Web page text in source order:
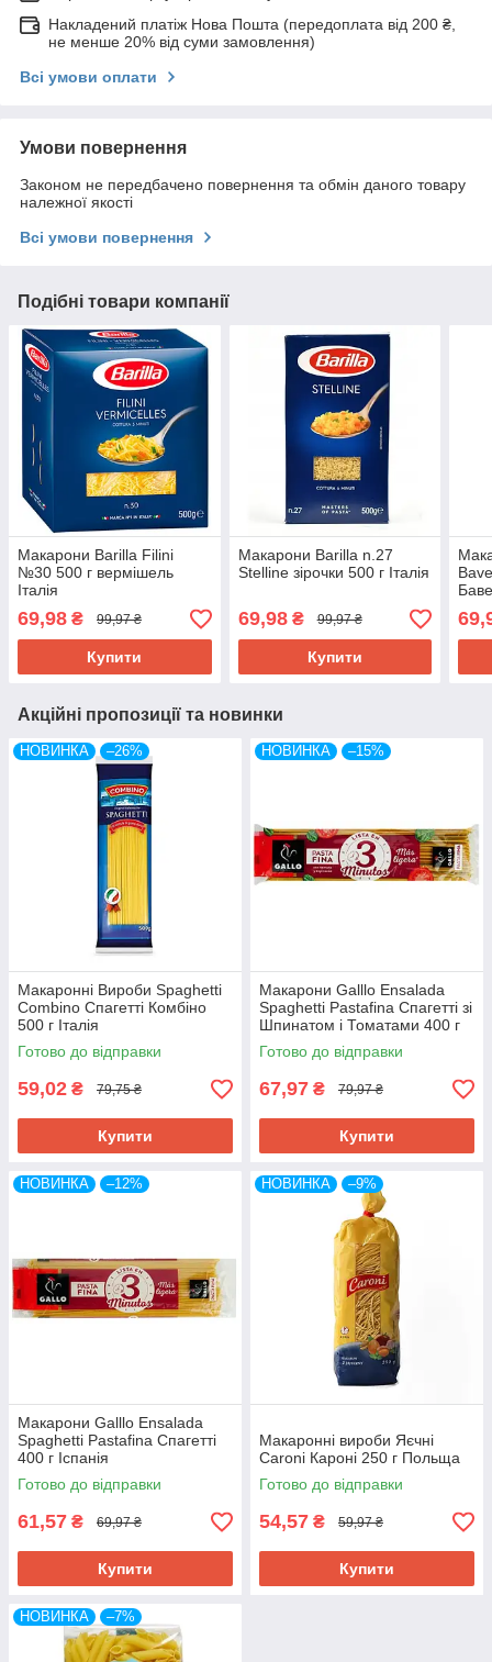
Накладений платіж Нова Пошта (передоплата від 200 ₴,
не менше 20% від суми замовлення)
Всі умови оплати
Умови повернення
Законом не передбачено повернення та обмін даного товару
належної якості
Всі умови повернення
Подібні товари компанії
Макарони Barilla Filini
№30 500 г вермішель
Італія
69,98 ₴ 99,97 ₴
Купити
Макарони Barilla n.27
Stelline зірочки 500 г Італія
69,98₴ 99,97 ₴
Купити
Акційні пропозиції та новинки
НОВИНКА –26%
Макаронні Вироби Spaghetti
Combino Спагетті Комбіно
500 г Італія
Готово до відправки
59,02 ₴ 79,75 ₴
Купити
НОВИНКА –15%
Макарони Galllo Ensalada
Spaghetti Pastafina Спагетті зі
Шпинатом і Томатами 400 г
Іспанія
Готово до відправки
67,97 ₴ 79,97 ₴
Купити
НОВИНКА –12%
Макарони Galllo Ensalada
Spaghetti Pastafina Спагетті
400 г Іспанія
Готово до відправки
61,57 ₴ 69,97 ₴
Купити
НОВИНКА –9%
Макаронні вироби Яєчні
Caroni Кароні 250 г Польща
Готово до відправки
54,57 ₴ 59,97 ₴
Купити
НОВИНКА –7%